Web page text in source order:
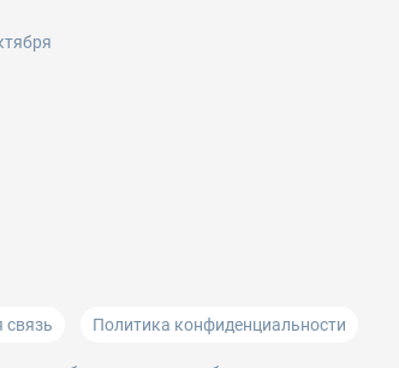
связь Политика конфиденциальности